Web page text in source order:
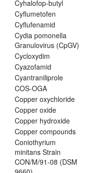
Cyhalofop-butyl
Cyflumetofen
Cyflufenamid
Cydia pomonella
Granulovirus (CpGV)
Cycloxydim
Cyazofamid
Cyantraniliprole
COS-OGA
Copper oxychloride
Copper oxide
Copper hydroxide
Copper compounds
Coniothyrium
minitans Strain
CON/M/91-08 (DSM